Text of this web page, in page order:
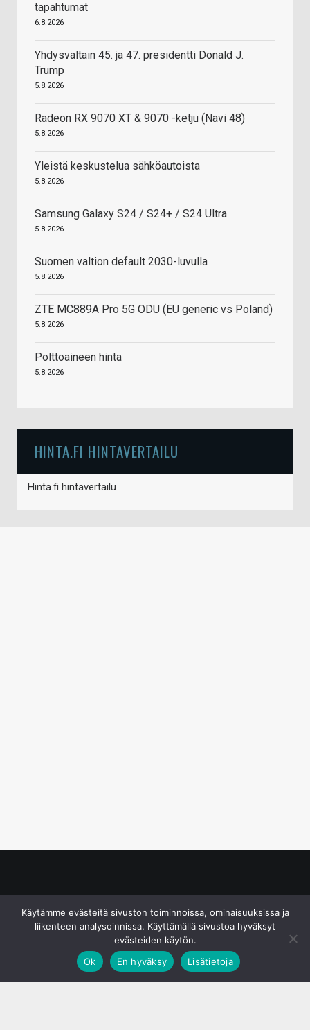
tapahtumat
6.8.2026
Yhdysvaltain 45. ja 47. presidentti Donald J.
Trump
5.8.2026
Radeon RX 9070 XT & 9070 -ketju (Navi 48)
5.8.2026
Yleistä keskustelua sähköautoista
5.8.2026
Samsung Galaxy S24 / S24+ / S24 Ultra
5.8.2026
Suomen valtion default 2030-luvulla
5.8.2026
ZTE MC889A Pro 5G ODU (EU generic vs Poland)
5.8.2026
Polttoaineen hinta
5.8.2026
HINTA.FI HINTAVERTAILU
Hinta.fi hintavertailu
Käytämme evästeitä sivuston toiminnoissa, ominaisuuksissa ja
liikenteen analysoinnissa. Käyttämällä sivustoa hyväksyt
evästeiden käytön.
Ok
En hyväksy Lisätietoja